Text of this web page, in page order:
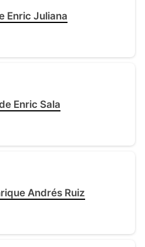
Enric Juliana
Enric Sala
Andrés Ruiz